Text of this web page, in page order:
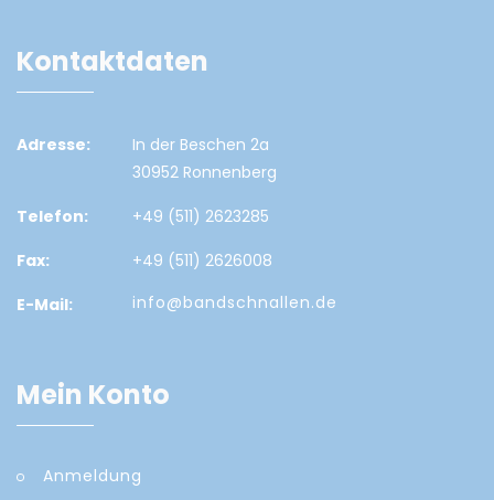
Kontaktdaten
Adresse:
In der Beschen 2a
30952 Ronnenberg
Telefon:
+49 (511) 2623285
Fax:
+49 (511) 2626008
E-Mail:
info@bandschnallen.de
Mein Konto
Anmeldung